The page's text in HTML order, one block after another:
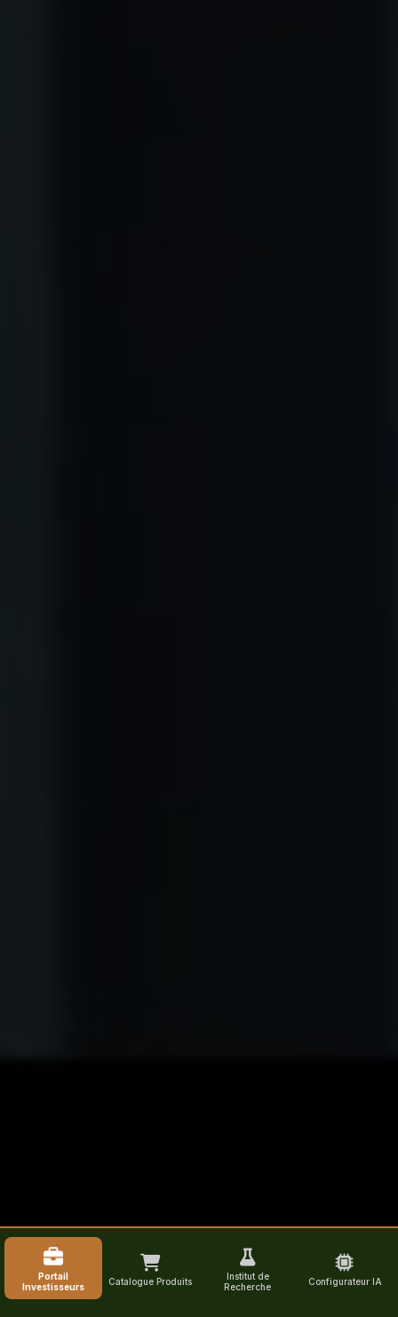
Portail
Investisseurs
Catalogue Produits
Institut de
Recherche
Configurateur IA